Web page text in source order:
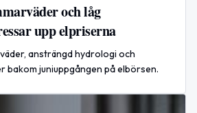
och låg
upp elpriserna
ansträngd hydrologi och
juniuppgången på elbörsen.